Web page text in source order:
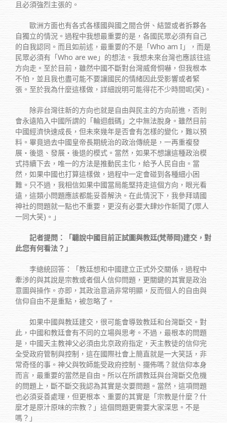
且必須強烈主張的。
歐洲方面也有各式各樣國與國之間合併、結盟或者拆夥各
自獨立的情況。過程中我想最重要的是，各國民眾必須有自己
的自我認同。而且如前述，最重要的不是「Who am I」，而是
民眾必須有「Who are we」的想法。我想未來台灣也應該往這
方向走。至於目前，雖然中國不斷對台灣威脅恫嚇，但我根本
不怕，並且我也盡可能不要讓國民的情緒因此受影響或者緊
張。至於我為什麼這樣做，詳細說明可能得花不少時間呢(笑)。
除非台灣往新的方向也就是自由與民主的方向前進，否則
會永遠陷入中國所謂的「輪迴戲碼」之中無法脫身。雖然目前
中國經濟快速成長，但未來幾年是否會有怎樣的變化，難以預
料。畢竟過去中國皇帝長期統治的政治傳統是，一再重複發
展‧後退、發展‧後退的模式。當然，如果不想讓這種政治模
式持續下去，唯一的方法是推動民主化，給予人民自由。當
然，如果中國也打算這樣做，過程中一定會碰到各種細小困
難。只不過，我相信如果中國當局能堅持走這個方向，眼光看
遠，這類小問題應該都能妥善解決。在此情況下，我參拜靖國
神社的問題就一點也不重要，更沒有必要大肆炒作新聞了(眾人
一同大笑)。」
記者提問：「聽說中國目前正試圖與教廷(梵蒂岡)建交，對
此您有何看法？」
李總統回答：「教廷想和中國建立正式外交關係，過程中
牽涉的與其說是宗教或者個人信仰問題，更關鍵的其實是政治
意圖與操作。亦即，其政治意涵非常明顯，反而個人的自由與
信仰自由不是重點，被忽略了。
如果中國與教廷建交，很可能會導致教廷和台灣斷交。對
此，中國和教廷會有不同的立場與思考。不過，最根本的問題
是，中國天主教神父必須由北京政府指定，天主教徒的信仰完
全受政府管制與控制，這在國際社會上簡直就是一大笑話，非
常奇怪的事。神父與牧師能受政府控制、擺佈嗎？就信仰本身
而言，最重要的當然是自由。所以在所謂教廷與台灣斷交危機
的問題上，斷不斷交我認為其實是次要問題。當然，這項問題
也必須妥善處理，但更根本、重要的其實是「宗教是什麼？什
麼才是原汁原味的宗教？」這個問題更需要大家深思。不是
嗎？」